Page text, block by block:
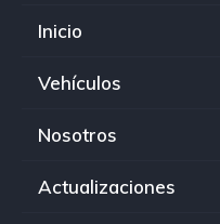
Inicio
Vehículos
Nosotros
Actualizaciones